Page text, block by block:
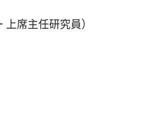
席主任研究員）